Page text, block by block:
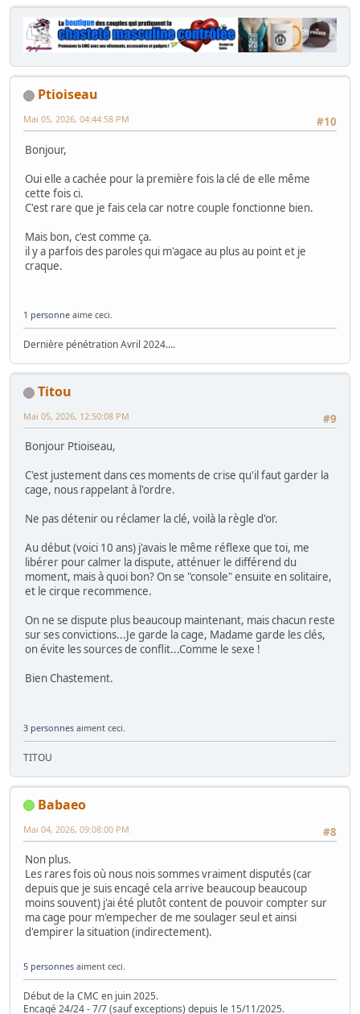
Ptioiseau
#10
Mai 05, 2026, 04:44:58 PM
Bonjour,
Oui elle a cachée pour la première fois la clé de elle même
cette fois ci.
C'est rare que je fais cela car notre couple fonctionne bien.
Mais bon, c'est comme ça.
il y a parfois des paroles qui m'agace au plus au point et je
craque.
1 personne aime ceci.
Dernière pénétration Avril 2024....
Titou
#9
Mai 05, 2026, 12:50:08 PM
Bonjour Ptioiseau,
C'est justement dans ces moments de crise qu'il faut garder la
cage, nous rappelant à l'ordre.
Ne pas détenir ou réclamer la clé, voilà la règle d'or.
Au début (voici 10 ans) j'avais le même réflexe que toi, me
libérer pour calmer la dispute, atténuer le différend du
moment, mais à quoi bon? On se "console" ensuite en solitaire,
et le cirque recommence.
On ne se dispute plus beaucoup maintenant, mais chacun reste
sur ses convictions...Je garde la cage, Madame garde les clés,
on évite les sources de conflit...Comme le sexe !
Bien Chastement.
3 personnes aiment ceci.
TITOU
Babaeo
#8
Mai 04, 2026, 09:08:00 PM
Non plus.
Les rares fois où nous nois sommes vraiment disputés (car
depuis que je suis encagé cela arrive beaucoup beaucoup
moins souvent) j'ai été plutôt content de pouvoir compter sur
ma cage pour m'empecher de me soulager seul et ainsi
d'empirer la situation (indirectement).
5 personnes aiment ceci.
Début de la CMC en juin 2025.
Encagé 24/24 - 7/7 (sauf exceptions) depuis le 15/11/2025.